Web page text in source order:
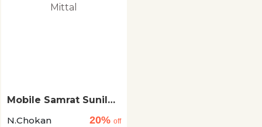
Mobile Samrat Sunil
N.Chokan
20% off